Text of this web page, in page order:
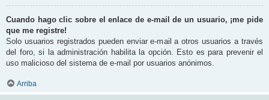
Cuando hago clic sobre el enlace de e-mail de un usuario, ¡me pide
que me registre!
Solo usuarios registrados pueden enviar e-mail a otros usuarios a través
del foro, si la administración habilita la opción. Esto es para prevenir el
uso malicioso del sistema de e-mail por usuarios anónimos.
Arriba